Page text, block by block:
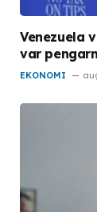
Venezuela
var
EKONOMI